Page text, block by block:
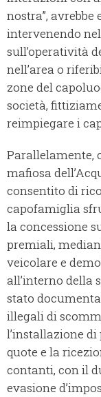
nostra”,
intervenendo
sull’operatività
nell’area o
zone del
società,
reimpiegare i
Parallelamente,
mafiosa
consentito di
capofamiglia
la concessione
premiali,
veicolare e
all’interno della
stato
illegali di
l’installazione
quote e la
contanti, con il
evasione